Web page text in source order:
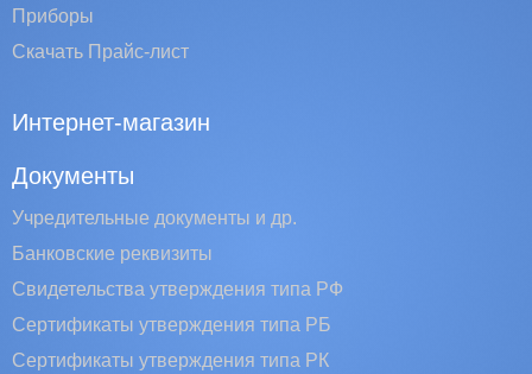
Приборы
Скачать Прайс-лист
Интернет-магазин
Документы
Учредительные документы и др.
Банковские реквизиты
Свидетельства утверждения типа РФ
Сертификаты утверждения типа РБ
Сертификаты утверждения типа РК